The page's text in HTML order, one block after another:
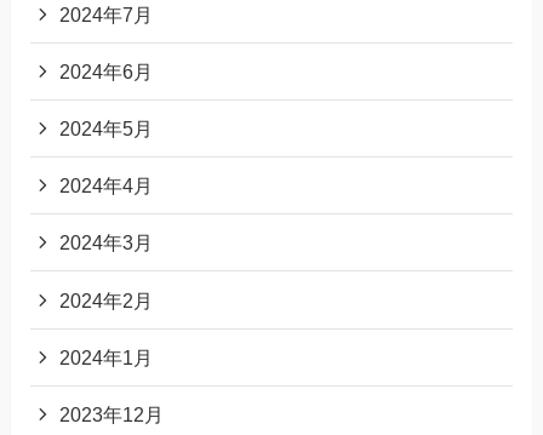
2024年7月
2024年6月
2024年5月
2024年4月
2024年3月
2024年2月
2024年1月
2023年12月